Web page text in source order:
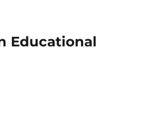
Educational